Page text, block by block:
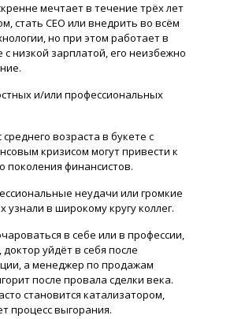
мечтает в течение трёх лет
стать СЕО или внедрить во всём
но при этом работает в
с низкой зарплатой, его неизбежно
и/или профессиональных
возраста в букете с
кризисом могут привести к
поколения финансистов.
неудачи или громкие
узнали в широкому кругу коллег.
в себе или в профессии,
уйдёт в себя после
а менеджер по продажам
после провала сделки века.
становится катализатором,
процесс выгорания.